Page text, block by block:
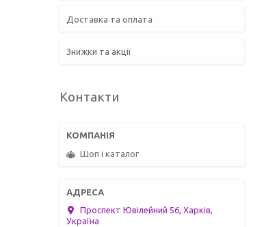
Доставка та оплата
Знижки та акції
Контакти
Шоп і каталог
Проспект Ювілейний 56, Харків,
Україна